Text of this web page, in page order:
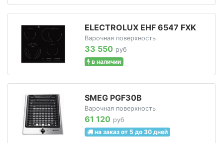
ELECTROLUX EHF 6547 FXK
Варочная поверхность
33 550 руб
в наличии
SMEG PGF30B
Варочная поверхность
61 120 руб
на заказ от 5 до 30 дней